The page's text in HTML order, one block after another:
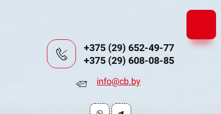
+375 (29) 652-49-77
+375 (29) 608-08-85
info@cb.by